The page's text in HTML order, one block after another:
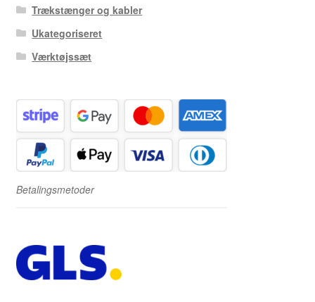
Trækstænger og kabler
Ukategoriseret
Værktøjssæt
Betalingsmetoder